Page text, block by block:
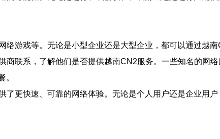
游戏等。无论是小型企业还是大型企业，都可以通过越
商联系，了解他们是否提供越南CN2服务。一些知名的网
。
更快速、可靠的网络体验。无论是个人用户还是企业用